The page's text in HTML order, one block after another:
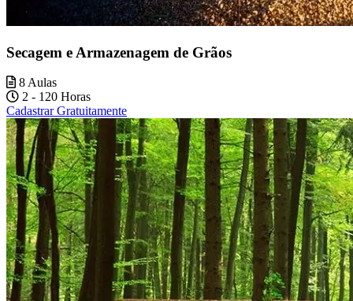
Secagem e Armazenagem de Grãos
8 Aulas
2 - 120 Horas
Cadastrar Gratuitamente